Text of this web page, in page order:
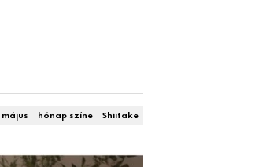
május hónap színe Shiitake